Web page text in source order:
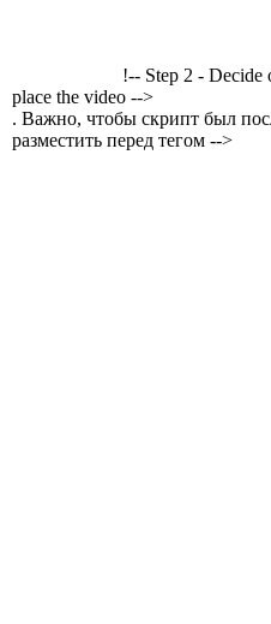
!-- Step 2 - Decide
place the video -->
. Важно, чтобы скрипт был
разместить перед тегом -->